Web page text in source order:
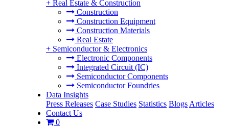
+ Real Estate & Construction
Construction
Construction Equipment
Construction Materials
Real Estate
+ Semiconductor & Electronics
Electronic Components
Integrated Circuit (IC)
Semiconductor Components
Semiconductor Foundries
Data Insights
Press Releases Case Studies Statistics Blogs Articles
Contact Us
0